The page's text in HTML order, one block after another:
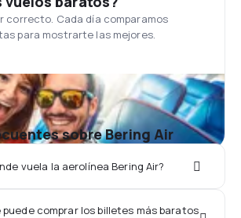
correcto. Cada día comparamos
para mostrarte las mejores.
sobre Bering Air
vuela la aerolínea Bering Air?
comprar los billetes más baratos